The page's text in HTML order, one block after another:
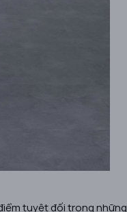
tuyệt đối trong những